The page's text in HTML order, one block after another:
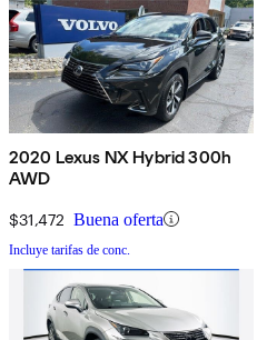
2020 Lexus NX Hybrid 300h
AWD
$31,472 Buena oferta
Incluye tarifas de conc.